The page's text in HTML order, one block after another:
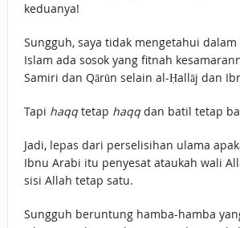
keduanya!
Sungguh, saya tidak mengetahui
Islam ada sosok yang fitnah
Samiri dan Qārūn selain al-Ḥallāj dan
Tapi haqqtetap haqqdan batil tetap
Jadi, lepas dari perselisihan ulama
Ibnu Arabi itu penyesat ataukah wali
sisi Allah tetap satu.
Sungguh beruntung hamba-hamba